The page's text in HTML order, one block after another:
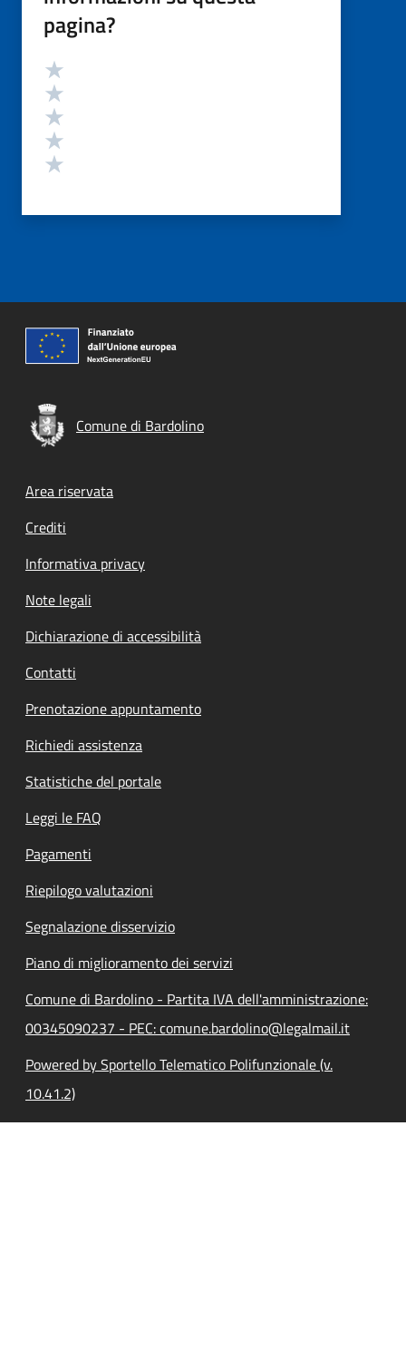
pagina?
Valutazione
Comune di Bardolino
Footer menu
Area riservata
Crediti
Informativa privacy
Note legali
Dichiarazione di accessibilità
Contatti
Prenotazione appuntamento
Richiedi assistenza
Statistiche del portale
Leggi le FAQ
Pagamenti
Riepilogo valutazioni
Segnalazione disservizio
Piano di miglioramento dei servizi
Comune di Bardolino - Partita IVA dell'amministrazione:
00345090237 - PEC: comune.bardolino@legalmail.it
Powered by Sportello Telematico Polifunzionale (v.
10.41.2)